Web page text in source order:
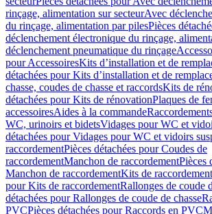
rinçage, alimentation sur secteurAvec
du rinçage, alimentation par pilesPièces
déclenchement électronique du rinçage,
déclenchement pneumatique du rinçage
pour AccessoiresKits d’installation et de
détachées pour Kits d’installation et de
chasse, coudes de chasse et raccordsKits de
détachées pour Kits de rénovationPlaques de
accessoiresAides à la commande
WC, urinoirs et bidetsVidages pour WC et
détachées pour Vidages pour WC et vidoirs
raccordementPièces détachées pour Coudes de
raccordementManchon de raccordementPièces
Manchon de raccordementKits de raccordement
pour Kits de raccordementRallonges de coude
détachées pour Rallonges de coude de chasse
PVCPièces détachées pour Raccords en PVC